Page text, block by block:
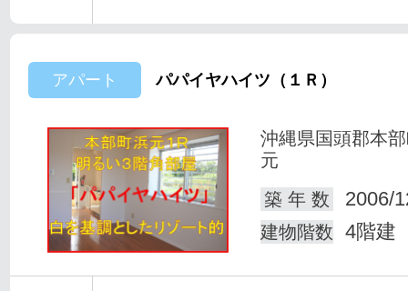
アパート パパイヤハイツ（１Ｒ）
沖縄県国頭郡本
元
築 年 数
2006/
建物階数 4階建